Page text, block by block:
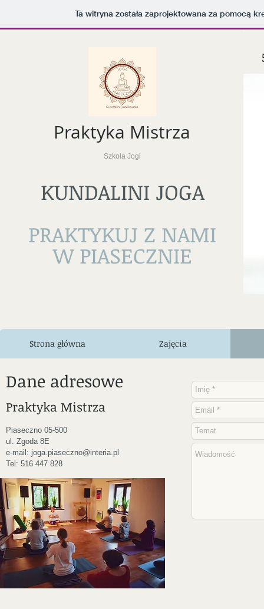
Ta witryna została zaprojektowana za pomocą
Praktyka Mistrza
Szkoła Jogi
KUNDALINI JOGA
PRAKTYKUJ Z NAMI
W PIASECZNIE
Strona główna Zajęcia
Dane adresowe
Praktyka Mistrza
Piaseczno 05-500
ul. Zgoda 8E
e-mail: joga.piaseczno@interia.pl
Tel: 516 447 828